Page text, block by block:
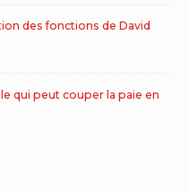
des fonctions de David
qui peut couper la paie en